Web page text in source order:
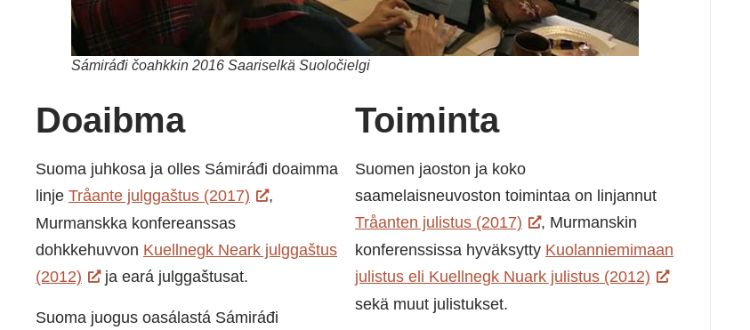
Sámiráđi čoahkkin 2016 Saariselkä Suoločielgi
Doaibma
Suoma juhkosa ja olles Sámiráđi doaimma
linje Tråante julggaštus (2017)
,
Murmanskka konfereanssas
dohkkehuvvon Kuellnegk Neark julggaštus
(2012)
ja eará julggaštusat.
Suoma juogus oasálastá Sámiráđi
Toiminta
Suomen jaoston ja koko
saamelaisneuvoston toimintaa on linjannut
Tråanten julistus (2017)
, Murmanskin
konferenssissa hyväksytty Kuolanniemimaan
julistus eli Kuellnegk Nuark julistus (2012)
sekä muut julistukset.